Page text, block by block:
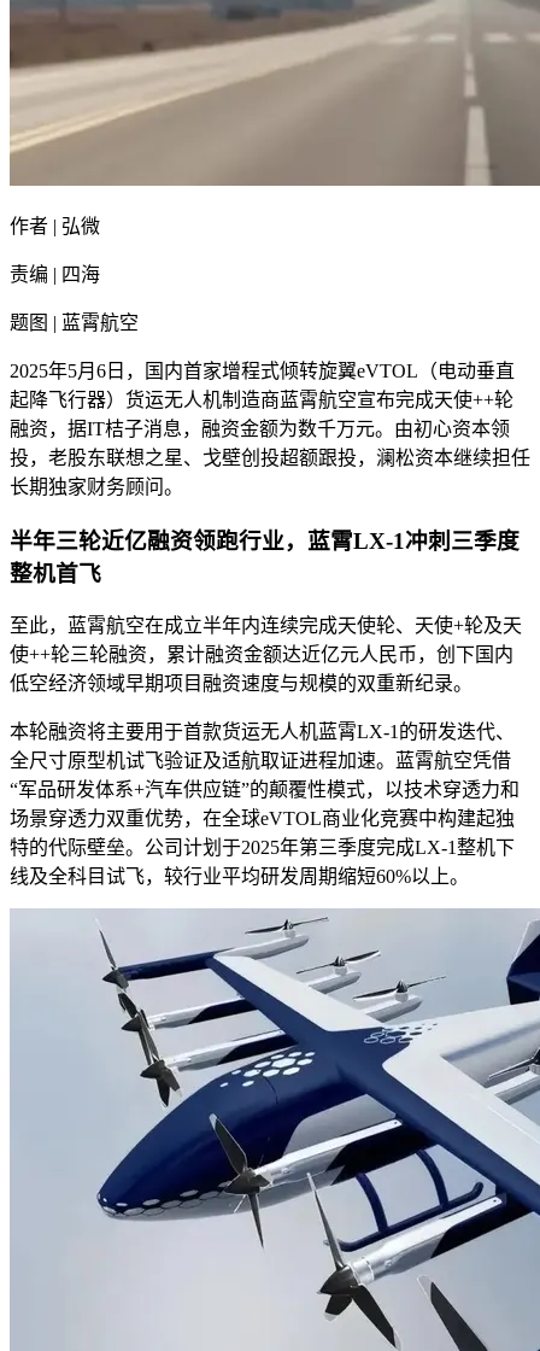
作者 | 弘微
责编 | 四海
题图 | 蓝霄航空
2025年5月6日，国内首家增程式倾转旋翼eVTOL（电动垂直
起降飞行器）货运无人机制造商蓝霄航空宣布完成天使++轮
融资，据IT桔子消息，融资金额为数千万元。由初心资本领
投，老股东联想之星、戈壁创投超额跟投，澜松资本继续担任
长期独家财务顾问。
半年三轮近亿融资领跑行业，蓝霄LX-1冲刺三季度
整机首飞
至此，蓝霄航空在成立半年内连续完成天使轮、天使+轮及天
使++轮三轮融资，累计融资金额达近亿元人民币，创下国内
低空经济领域早期项目融资速度与规模的双重新纪录。
本轮融资将主要用于首款货运无人机蓝霄LX-1的研发迭代、
全尺寸原型机试飞验证及适航取证进程加速。蓝霄航空凭借
“军品研发体系+汽车供应链”的颠覆性模式，以技术穿透力和
场景穿透力双重优势，在全球eVTOL商业化竞赛中构建起独
特的代际壁垒。公司计划于2025年第三季度完成LX-1整机下
线及全科目试飞，较行业平均研发周期缩短60%以上。